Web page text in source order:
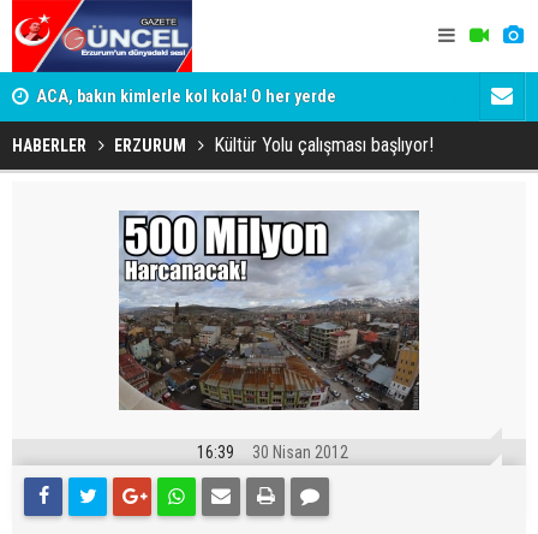
ACA, bakın kimlerle kol kola! O her yerde ADALET
HABERLER ERZURUM Kültür Yolu çalışması başlıyor!
16:39 30 Nisan 2012